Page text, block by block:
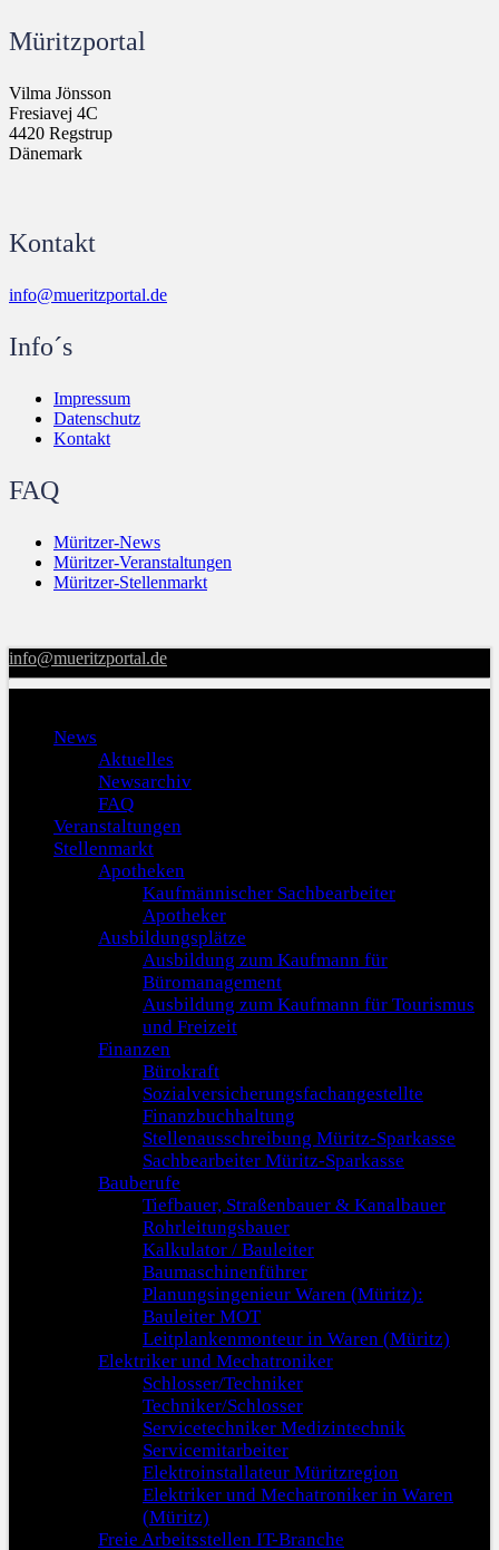
Müritzportal
Vilma Jönsson
Fresiavej 4C
4420 Regstrup
Dänemark
Kontakt
info@mueritzportal.de
Info´s
Impressum
Datenschutz
Kontakt
FAQ
Müritzer-News
Müritzer-Veranstaltungen
Müritzer-Stellenmarkt
info@mueritzportal.de
News
Aktuelles
Newsarchiv
FAQ
Veranstaltungen
Stellenmarkt
Apotheken
Kaufmännischer Sachbearbeiter
Apotheker
Ausbildungsplätze
Ausbildung zum Kaufmann für
Büromanagement
Ausbildung zum Kaufmann für Tourismus
und Freizeit
Finanzen
Bürokraft
Sozialversicherungsfachangestellte
Finanzbuchhaltung
Stellenausschreibung Müritz-Sparkasse
Sachbearbeiter Müritz-Sparkasse
Bauberufe
Tiefbauer, Straßenbauer & Kanalbauer
Rohrleitungsbauer
Kalkulator / Bauleiter
Baumaschinenführer
Planungsingenieur Waren (Müritz):
Bauleiter MOT
Leitplankenmonteur in Waren (Müritz)
Elektriker und Mechatroniker
Schlosser/Techniker
Techniker/Schlosser
Servicetechniker Medizintechnik
Servicemitarbeiter
Elektroinstallateur Müritzregion
Elektriker und Mechatroniker in Waren
(Müritz)
Freie Arbeitsstellen IT-Branche